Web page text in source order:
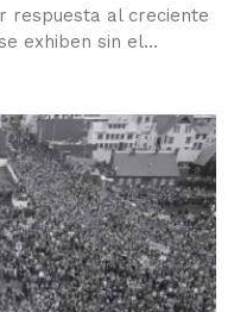
respuesta al creciente
exhiben sin el...